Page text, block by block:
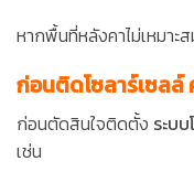
หากพื้นที่หลังคาไม่เหมาะ
ก่อนติดโซลาร์เซลล์
ก่อนตัดสินใจติดตั้ง ระบ
เช่น